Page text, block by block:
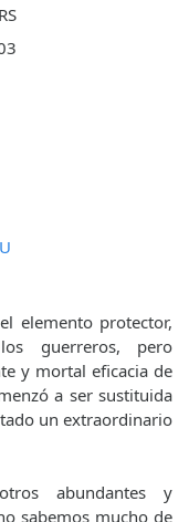
elemento protector,
guerreros, pero
y mortal eficacia de
a ser sustituida
un extraordinario
abundantes y
sabemos mucho de